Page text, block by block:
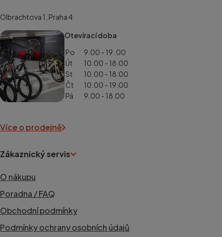
Olbrachtova 1, Praha 4
Otevírací doba
Po
9.00 - 19. 00
Út
10.00 - 18.00
St
10.00 - 18.00
Čt
10.00 - 19.00
Pá
9.00 - 18.00
Více o prodejně
Zákaznický servis
O nákupu
Poradna / FAQ
Obchodní podmínky
Podmínky ochrany osobních údajů